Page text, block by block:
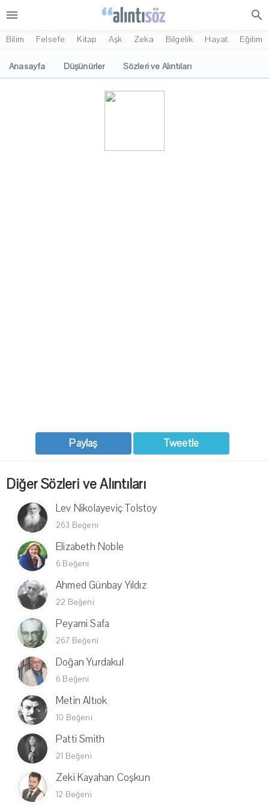
menu search
Bilim Felsefe Kitap Aşk Zeka Bilgelik Hayat Eğitim
Anasayfa Düşünürler Sözleri ve Alıntıları
Paylaş Tweetle
Diğer Sözleri ve Alıntıları
Lev Nikolayeviç Tolstoy
263 Beğeni
Elizabeth Noble
6 Beğeni
Ahmed Günbay Yıldız
22 Beğeni
Peyami Safa
267 Beğeni
Doğan Yurdakul
6 Beğeni
Metin Altıok
10 Beğeni
Patti Smith
21 Beğeni
Zeki Kayahan Coşkun
12 Beğeni